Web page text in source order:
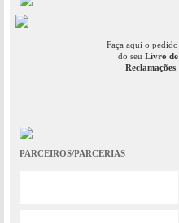
Faça aqui o pedido
do seu Livro de
Reclamações
PARCEIROS/PARCERIAS